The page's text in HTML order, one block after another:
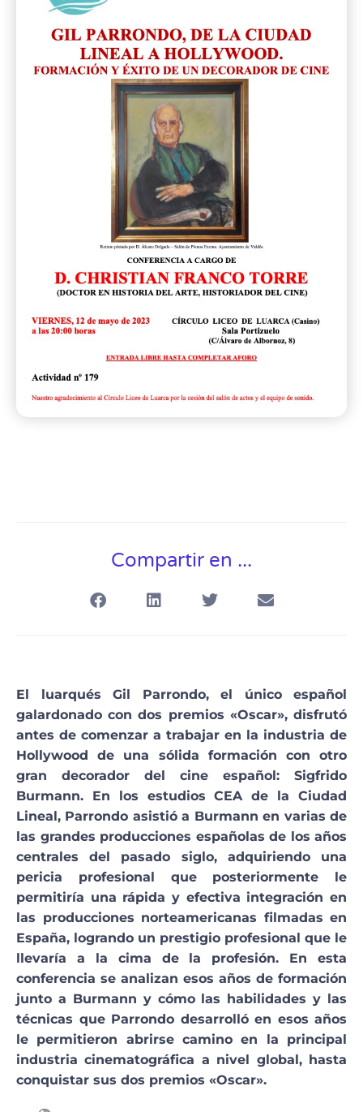
Compartir en ...
El luarqués Gil Parrondo, el único español
galardonado con dos premios «Oscar», disfrutó
antes de comenzar a trabajar en la industria de
Hollywood de una sólida formación con otro
gran decorador del cine español: Sigfrido
Burmann. En los estudios CEA de la Ciudad
Lineal, Parrondo asistió a Burmann en varias de
las grandes producciones españolas de los años
centrales del pasado siglo, adquiriendo una
pericia profesional que posteriormente le
permitiría una rápida y efectiva integración en
las producciones norteamericanas filmadas en
España, logrando un prestigio profesional que le
llevaría a la cima de la profesión. En esta
conferencia se analizan esos años de formación
junto a Burmann y cómo las habilidades y las
técnicas que Parrondo desarrolló en esos años
le permitieron abrirse camino en la principal
industria cinematográfica a nivel global, hasta
conquistar sus dos premios «Oscar».